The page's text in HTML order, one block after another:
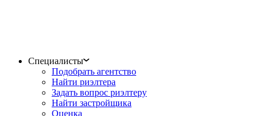
Специалисты
Подобрать агентство
Найти риэлтера
Задать вопрос риэлтеру
Найти застройщика
Оценка